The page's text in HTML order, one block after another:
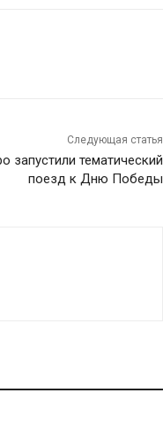
Следующая статья
запустили тематический
поезд к Дню Победы